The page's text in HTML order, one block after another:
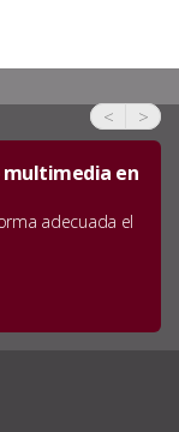
< >
multimedia en
adecuada el